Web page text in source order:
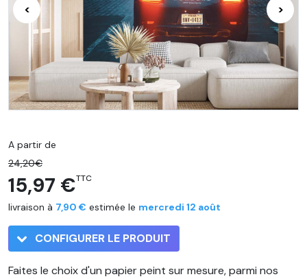
< >
A partir de
24,20€
15,97 €TTC
livraison à 7,90 € estimée le mercredi 12 août
CONFIGURER LE PRODUIT
Faites le choix d'un papier peint sur mesure, parmi nos